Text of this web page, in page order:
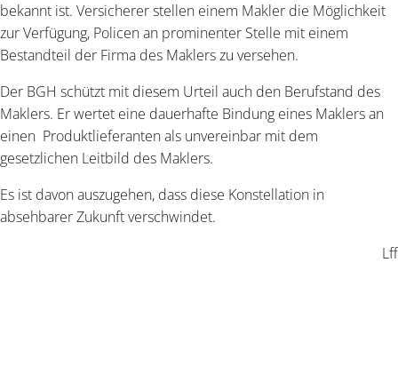
bekannt ist. Versicherer stellen einem Makler die Möglichkeit
zur Verfügung, Policen an prominenter Stelle mit einem
Bestandteil der Firma des Maklers zu versehen.
Der BGH schützt mit diesem Urteil auch den Berufstand des
Maklers. Er wertet eine dauerhafte Bindung eines Maklers an
einen Produktlieferanten als unvereinbar mit dem
gesetzlichen Leitbild des Maklers.
Es ist davon auszugehen, dass diese Konstellation in
absehbarer Zukunft verschwindet.
Lff